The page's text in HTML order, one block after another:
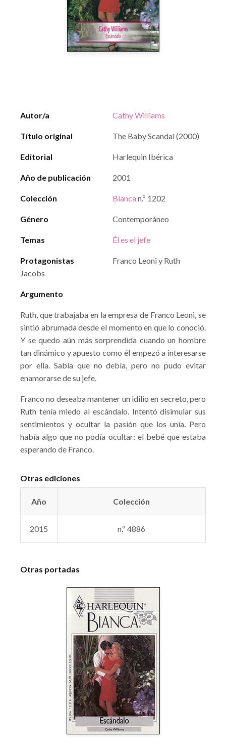
Autor/a Cathy Williams
Título original The Baby Scandal (2000)
Editorial Harlequin Ibérica
Año de publicación 2001
Colección Bianca n.º 1202
Género Contemporáneo
Temas Él es el jefe
Protagonistas
Franco Leoni y Ruth
Jacobs
Argumento
Ruth, que trabajaba en la empresa de Franco Leoni, se
sintió abrumada desde el momento en que lo conoció.
Y se quedo aún más sorprendida cuando un hombre
tan dinámico y apuesto como él empezó a interesarse
por ella. Sabía que no debía, pero no pudo evitar
enamorarse de su jefe.
Franco no deseaba mantener un idilio en secreto, pero
Ruth tenía miedo al escándalo. Intentó disimular sus
sentimientos y ocultar la pasión que los unía. Pero
había algo que no podía ocultar: el bebé que estaba
esperando de Franco.
Otras ediciones
Año Colección
2015 n.º 4886
Otras portadas